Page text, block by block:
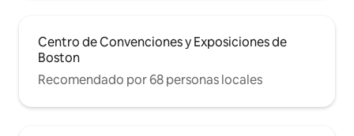
Centro de Convenciones y Exposiciones de
Boston
Recomendado por 68 personas locales